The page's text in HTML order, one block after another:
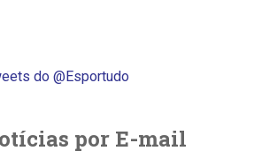
do @Esportudo
por E-mail